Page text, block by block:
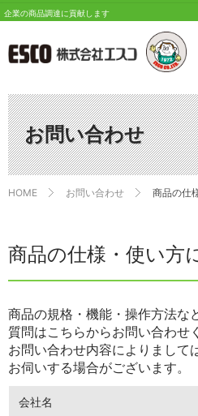
企業の商品調達に貢献します
お問い合わせ
HOME お問い合わせ 商品の仕
商品の仕様・使い方
商品の規格・機能・操作方法な
質問はこちらからお問い合わせ
お問い合わせ内容によりまして
お伺いする場合がございます。
会社名